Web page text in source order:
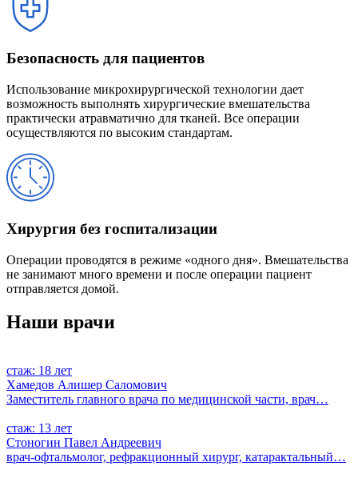
Безопасность для пациентов
Использование микрохирургической технологии дает
возможность выполнять хирургические вмешательства
практически атравматично для тканей. Все операции
осуществляются по высоким стандартам.
Хирургия без госпитализации
Операции проводятся в режиме «одного дня». Вмешательства
не занимают много времени и после операции пациент
отправляется домой.
Наши врачи
стаж: 18 лет
Хамедов Алишер Саломович
Заместитель главного врача по медицинской части, врач…
стаж: 13 лет
Стоногин Павел Андреевич
врач-офтальмолог, рефракционный хирург, катарактальный…